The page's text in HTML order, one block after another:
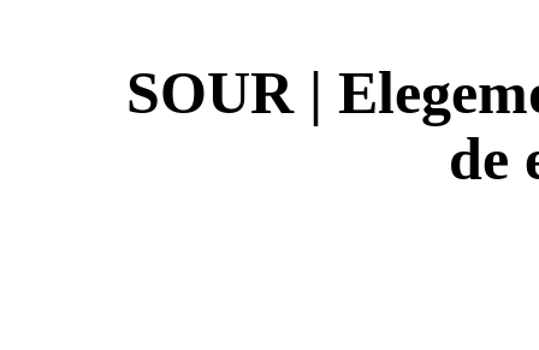
SOUR |
de